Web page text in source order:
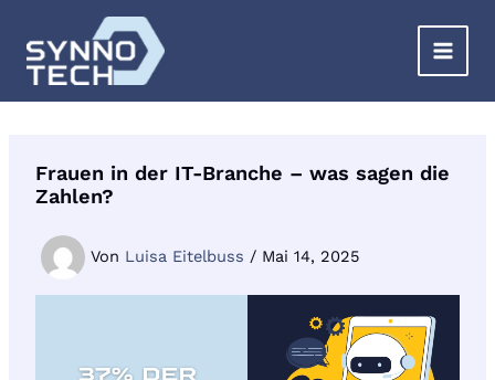
Inhalt
springen
Frauen in der IT-Branche – was sagen die
Zahlen?
Von Luisa Eitelbuss / Mai 14, 2025